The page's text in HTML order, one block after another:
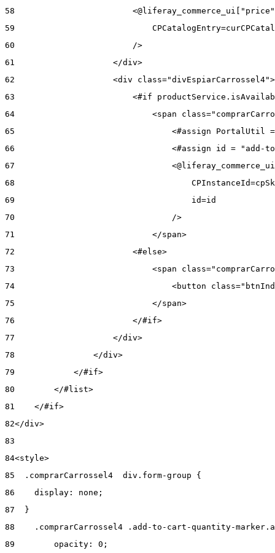
58
59
60
                        />
61
                    </div>
62
<div
63
<#if
64
<span
65
<#assign PortalUtil
66
<#assign id = "add-
67
68
69
                                    id=id
70
                                />
71
                            </span>
72
                        <#else>
73
<span
74
<button
75
                            </span>
76
                        </#if>
77
                    </div>
78
                </div>
79
            </#if>
80
        </#list>
81
    </#if>
82</div>
83
84<style>
85
  .comprarCarrossel4  div.form-group {
86
    display: none;
87
  }
88
.comprarCarrossel4 .add-to-cart-quantity-
89
        opacity: 0;